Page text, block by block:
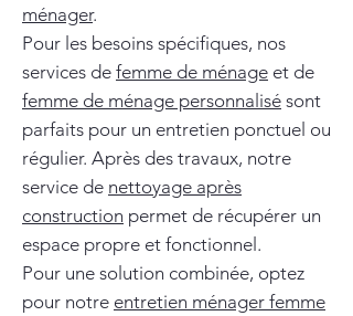
ménager.
Pour les besoins spécifiques, nos
services de femme de ménage et de
femme de ménage personnalisé sont
parfaits pour un entretien ponctuel ou
régulier. Après des travaux, notre
service de nettoyage après
construction permet de récupérer un
espace propre et fonctionnel.
Pour une solution combinée, optez
pour notre entretien ménager femme